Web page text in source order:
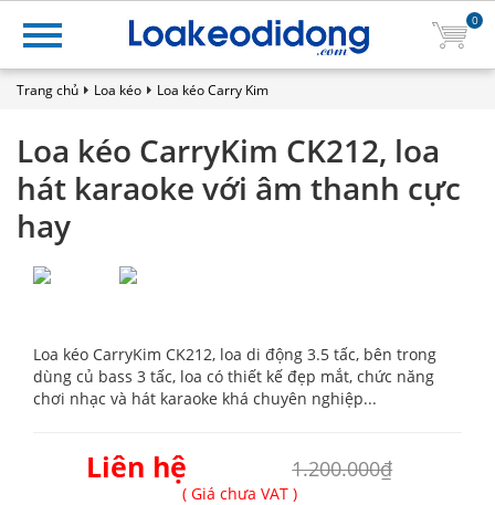
0
Trang chủ Loa kéo Loa kéo Carry Kim
Loa kéo CarryKim CK212, loa
hát karaoke với âm thanh cực
hay
Loa kéo CarryKim CK212, loa di động 3.5 tấc, bên trong
dùng củ bass 3 tấc, loa có thiết kế đẹp mắt, chức năng
chơi nhạc và hát karaoke khá chuyên nghiệp...
Liên hệ 1.200.000₫
( Giá chưa VAT )